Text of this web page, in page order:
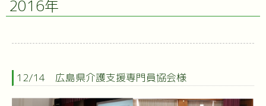
2016年
12/14 広島県介護支援専門員協会様